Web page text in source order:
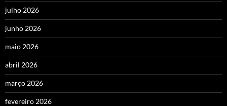
julho 2026
junho 2026
maio 2026
abril 2026
março 2026
fevereiro 2026